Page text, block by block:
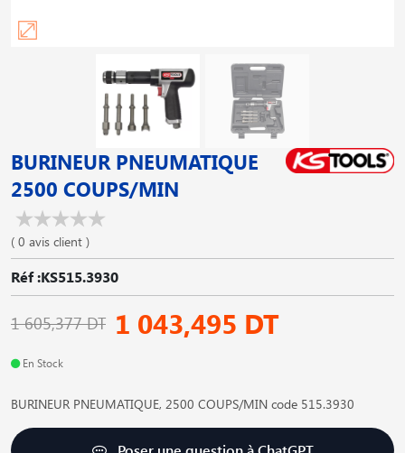
BURINEUR PNEUMATIQUE
2500 COUPS/MIN
( 0 avis client )
Réf :KS515.3930
1 605,377 DT 1 043,495 DT
En Stock
BURINEUR PNEUMATIQUE, 2500 COUPS/MIN code 515.3930